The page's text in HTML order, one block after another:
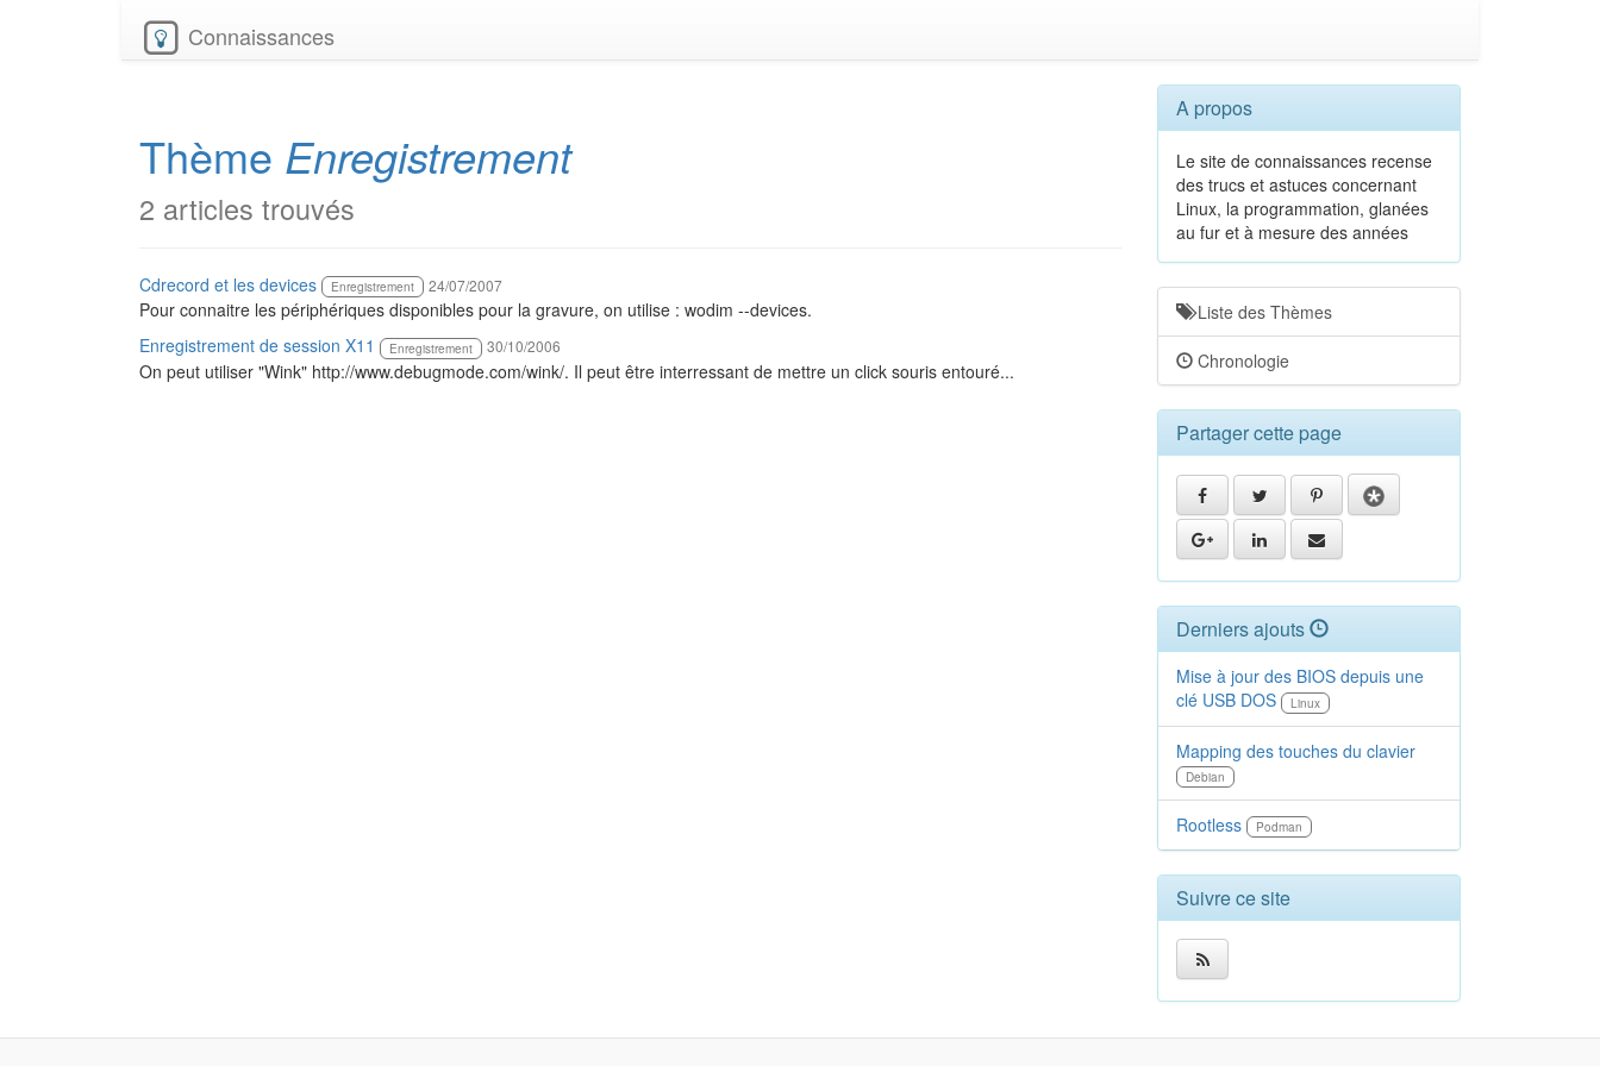
Connaissances
Thème Enregistrement
2 articles trouvés
Cdrecord et les devices Enregistrement 24/07/2007
Pour connaitre les périphériques disponibles pour la gravure, on utilise : wodim --devices.
Enregistrement de session X11
Enregistrement 30/10/2006
On peut utiliser "Wink" http://www.debugmode.com/wink/. Il peut être interressant de mettre un click souris entouré...
A propos
Le site de connaissances recense
des trucs et astuces concernant
Linux, la programmation, glanées
au fur et à mesure des années
Liste des Thèmes
Chronologie
Partager cette page
Derniers ajouts
Mise à jour des BIOS depuis une
clé USB DOS
Linux
Mapping des touches du clavier
Debian
Rootless Podman
Suivre ce site